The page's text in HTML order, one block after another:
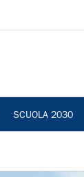
SCUOLA 2030